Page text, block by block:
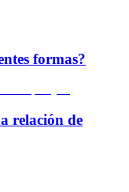
formas?
relación de